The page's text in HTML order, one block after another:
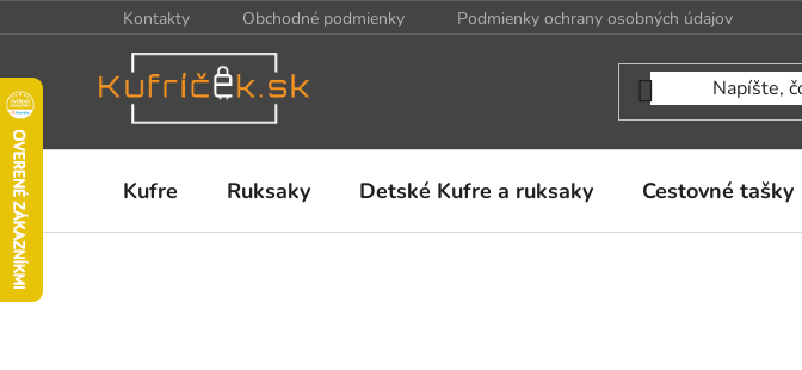
na
Kontakty Obchodné podmienky Podmienky ochrany osobných údajov
Kufre Ruksaky Detské Kufre a ruksaky Cestovné tašky